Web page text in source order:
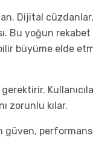
Dijital cüzdanlar,
Bu yoğun rekabet
büyüme elde
zorunlu kılar.
güven,